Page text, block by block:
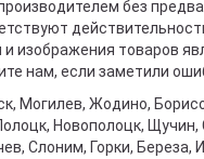
без
и изображения товаров
нам, если заметили
Могилев, Жодино,
Новополоцк, Щучин,
Слоним, Горки, Береза,